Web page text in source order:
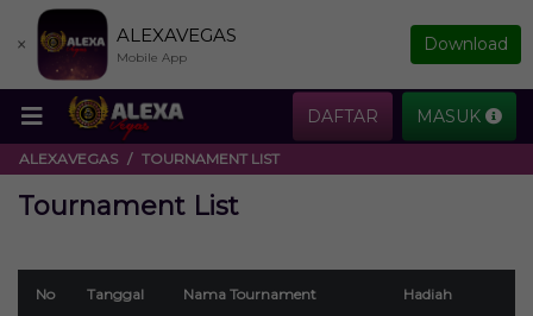
× ALEXAVEGAS
Mobile App
Download
DAFTAR MASUK
ALEXAVEGAS TOURNAMENT LIST
Tournament List
No Tanggal Nama Tournament Hadiah